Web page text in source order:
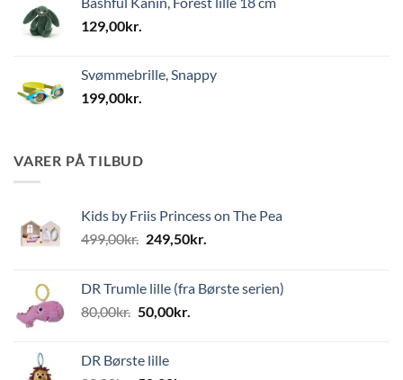
129,00kr.
Svømmebrille, Snappy
199,00kr.
VARER PÅ TILBUD
Kids by Friis Princess on The Pea
499,00kr. Den
var:
499,00kr..
249,50kr.
er:
DR Trumle lille (fra Børste serien)
80,00kr. Den
var:
50,00kr.
DR Børste lille